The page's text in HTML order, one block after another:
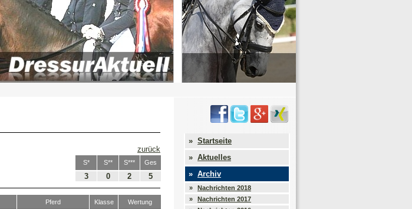
zurück
S* S** S*** Ges
3 0 2 5
Pferd Klasse
Wertung
» Startseite
» Aktuelles
» Archiv
»
Nachrichten 2018
»
Nachrichten 2017